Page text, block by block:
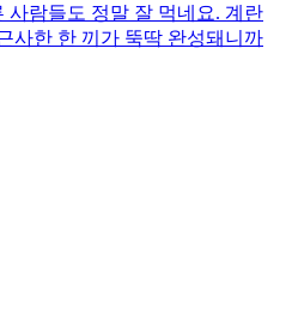
사람들도 정말 잘 먹네요. 계란
사한 한 끼가 뚝딱 완성돼니까